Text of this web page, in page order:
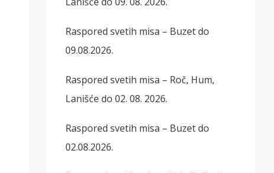
Raspored svetih misa – Buzet do
09.08.2026.
Raspored svetih misa – Roč, Hum,
Lanišće do 02. 08. 2026.
Raspored svetih misa – Buzet do
02.08.2026.